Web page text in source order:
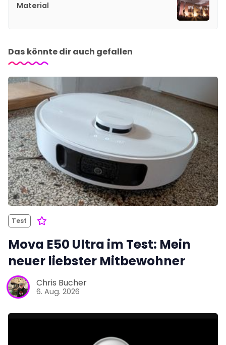
Material
Das könnte dir auch gefallen
Test
Mova E50 Ultra im Test: Mein
neuer liebster Mitbewohner
Chris Bucher
6. Aug. 2026